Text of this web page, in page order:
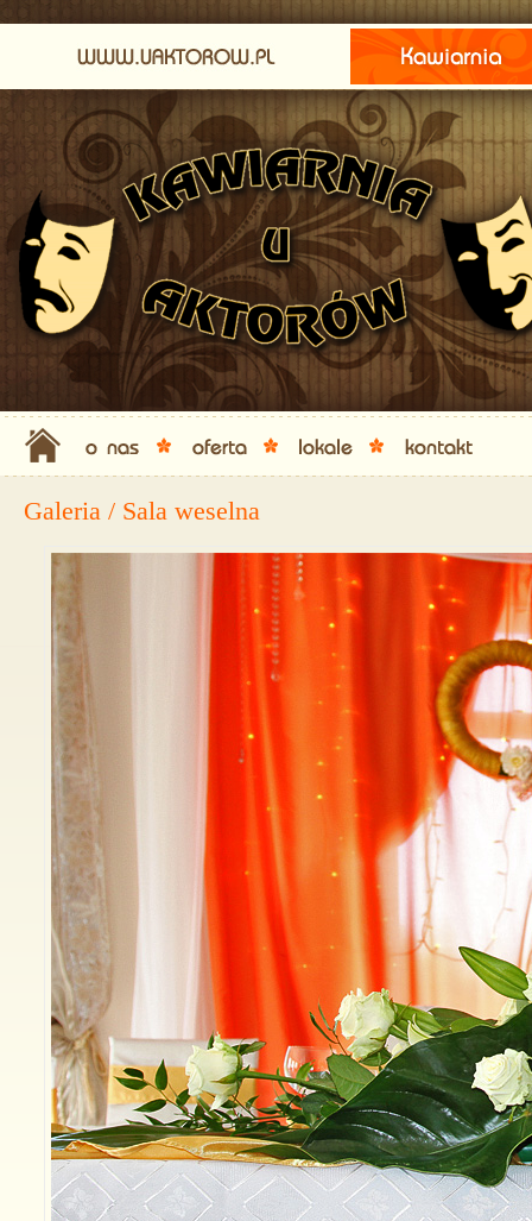
Galeria / Sala weselna